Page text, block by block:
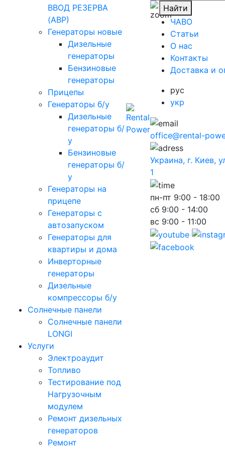
ВВОД РЕЗЕРВА
(АВР)
Генераторы новые
Дизельные
генераторы
Бензиновые
генераторы
Прицепы
Генераторы б/у
Дизельные
генераторы б/
у
Бензиновые
генераторы б/
у
Генераторы на
прицепе
Генераторы с
автозапуском
Генераторы для
квартиры и дома
Инверторные
генераторы
Дизельные
компрессоры б/у
Солнечные панели
Солнечные панели
LONGI
Услуги
Электроаудит
Топливо
Тестирование под
Нагрузочным
модулем
Ремонт дизельных
генераторов
Ремонт
Найти
ЧАВО
Cтатьи
O нас
Контакты
Доставка и
рус
укр
office@rental-
Украина, г. Киев,
1
пн-пт 9:00 - 18:00
сб 9:00 - 14:00
вс 9:00 - 11:00